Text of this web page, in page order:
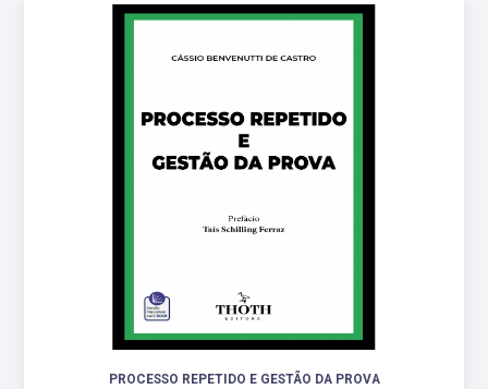
PROCESSO REPETIDO E GESTÃO DA PROVA